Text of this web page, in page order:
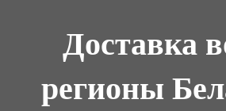
Доставка
регионы